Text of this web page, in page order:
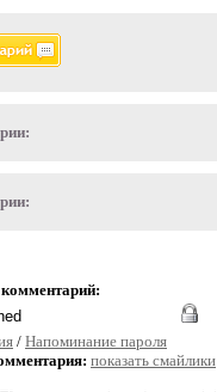
/ Напоминание пароля
показать смайлики